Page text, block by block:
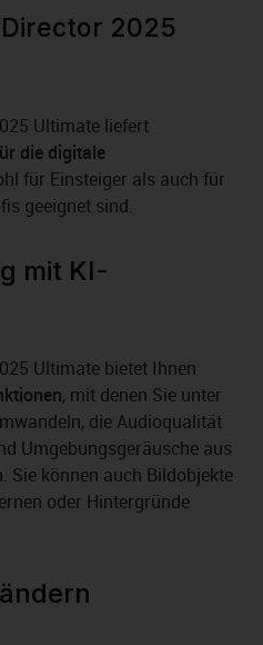
2025
Ultimate liefert
die digitale
für Einsteiger als auch für
geeignet sind.
mit KI-
Ultimate bietet Ihnen
, mit denen Sie unter
die Audioqualität
Umgebungsgeräusche aus
Sie können auch Bildobjekte
oder Hintergründe